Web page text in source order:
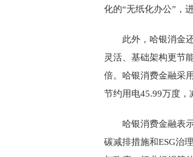
化的“无纸化办公”，
此外，哈银消金
灵活、基础架构更节
倍。哈银消费金融采
节约用电45.99万度，
哈银消费金融表
碳减排措施和ESG治